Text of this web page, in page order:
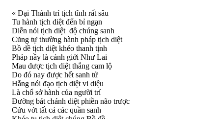
« Ðại Thánh trí tịch tĩnh rất sâu
Tu hành tịch diệt đến bỉ ngạn
Diễn nói tịch diệt độ chúng sanh
Cũng tự thường hành pháp tịch diệt
Bồ dề tịch diệt khéo thanh tịnh
Pháp nầy là cảnh giới Như Lai
Mau được tịch diệt thắng cam lộ
Do đó nay được hết sanh tử
Hằng nói đạo tịch diệt vi diệu
Là chổ sở hành của người trí
Ðường bát chánh diệt phiền não trược
Cứu vớt tất cả các quần sanh